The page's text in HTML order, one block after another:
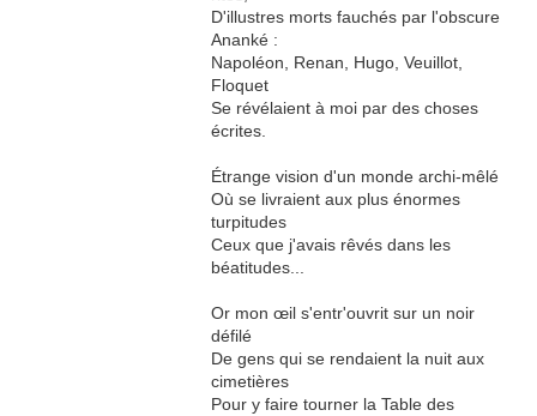
D'illustres morts fauchés par l'obscure
Ananké :
Napoléon, Renan, Hugo, Veuillot,
Floquet
Se révélaient à moi par des choses
écrites.
Étrange vision d'un monde archi-mêlé
Où se livraient aux plus énormes
turpitudes
Ceux que j'avais rêvés dans les
béatitudes...
Or mon œil s'entr'ouvrit sur un noir
défilé
De gens qui se rendaient la nuit aux
cimetières
Pour y faire tourner la Table des